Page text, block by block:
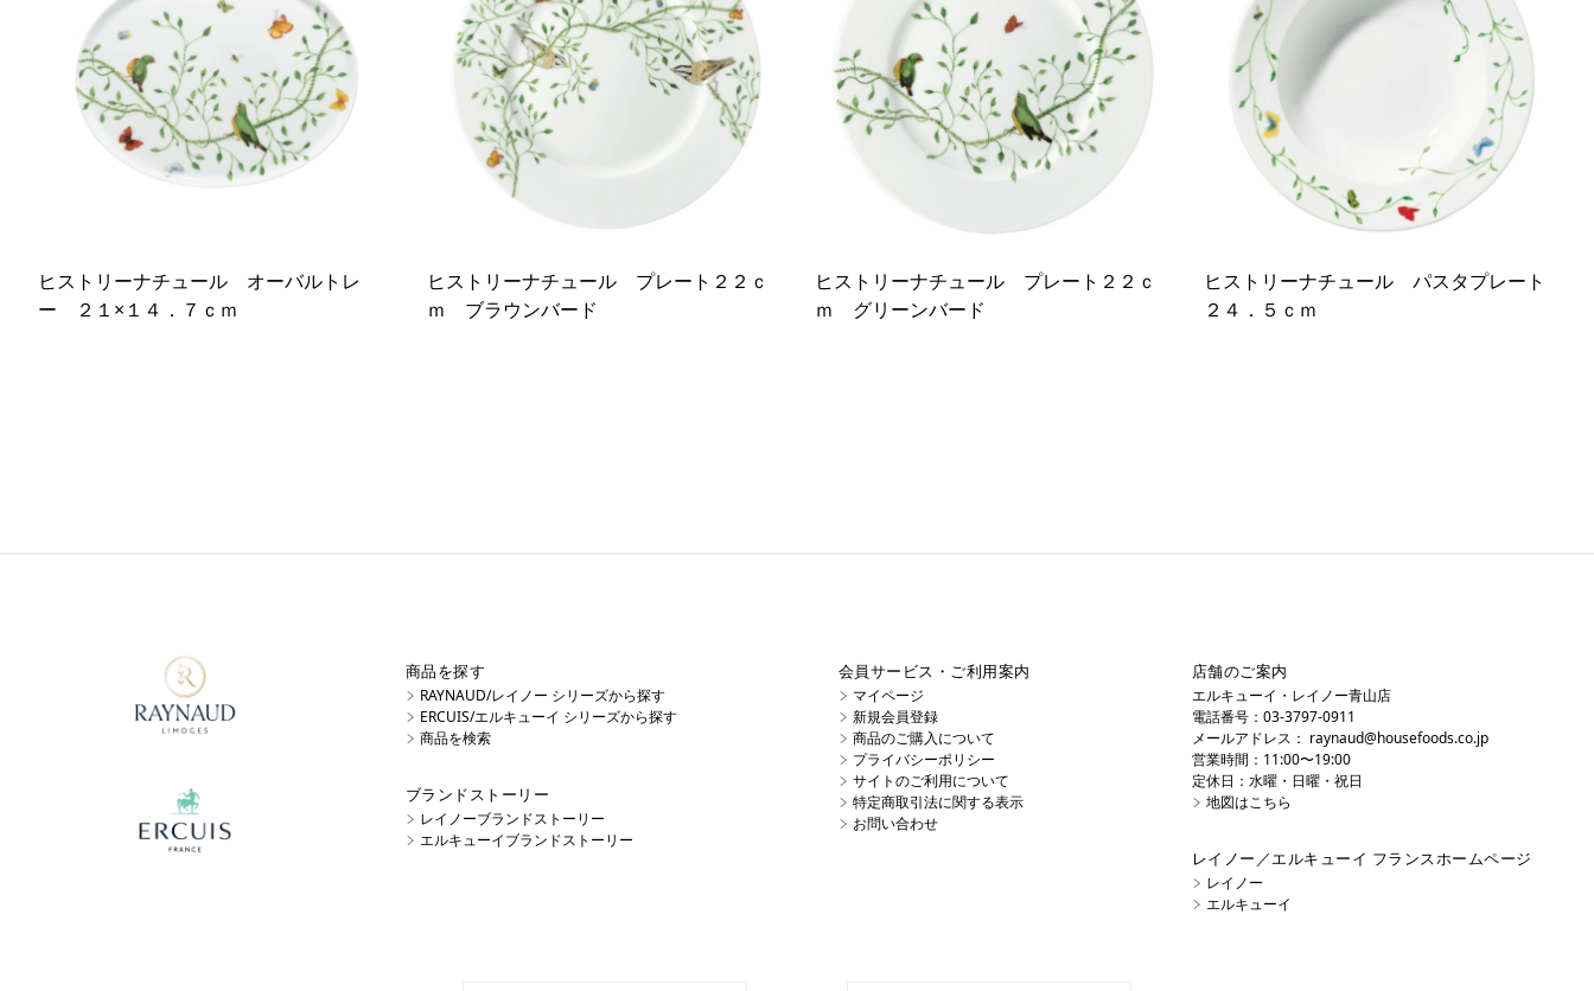
ヒストリーナチュール オーバルトレ
ー ２１×１４．７ｃｍ
ヒストリーナチュール プレート２２ｃ
ｍ ブラウンバード
ヒストリーナチュール プレート２２ｃ
ｍ グリーンバード
ヒストリーナチュール パスタプレート
２４．５ｃｍ
商品を探す
RAYNAUD/レイノー シリーズから探す
ERCUIS/エルキューイ シリーズから探す
商品を検索
ブランドストーリー
レイノーブランドストーリー
エルキューイブランドストーリー
会員サービス・ご利用案内
マイページ
新規会員登録
商品のご購入について
プライバシーポリシー
サイトのご利用について
特定商取引法に関する表示
お問い合わせ
店舗のご案内
エルキューイ・レイノー青山店
電話番号：03-3797-0911
メールアドレス： raynaud@housefoods.co.jp
営業時間：11:00〜19:00
定休日：水曜・日曜・祝日
地図はこちら
レイノー／エルキューイ フランスホームページ
レイノー
エルキューイ